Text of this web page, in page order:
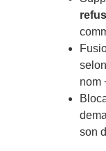
nom
son